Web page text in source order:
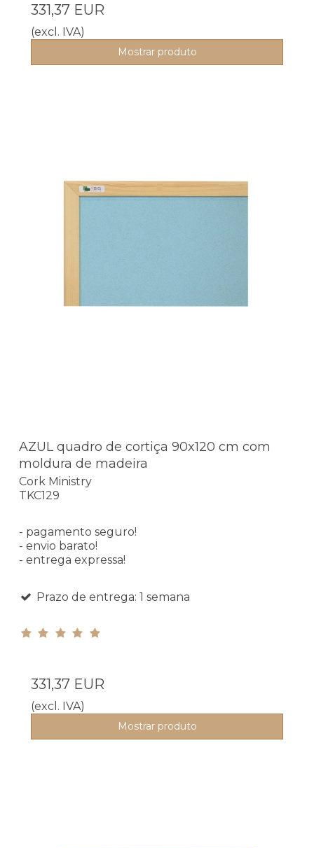
331,37 EUR
(excl. IVA)
Mostrar produto
AZUL quadro de cortiça 90x120 cm com
moldura de madeira
Cork Ministry
TKC129
- pagamento seguro!
- envio barato!
- entrega expressa!
Prazo de entrega: 1 semana
331,37 EUR
(excl. IVA)
Mostrar produto